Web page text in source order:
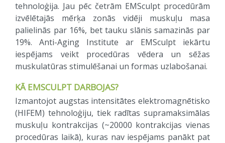
tehnoloģija. Jau pēc četrām EMSculpt procedūrām
izvēlētajās mērķa zonās vidēji muskuļu masa
palielinās par 16%, bet tauku slānis samazinās par
19%. Anti-Aging Institute ar EMSculpt iekārtu
iespējams veikt procedūras vēdera un sēžas
muskulatūras stimulēšanai un formas uzlabošanai.
KĀ EMSCULPT DARBOJAS?
Izmantojot augstas intensitātes elektromagnētisko
(HIFEM) tehnoloģiju, tiek radītas supramaksimālas
muskuļu kontrakcijas (~20000 kontrakcijas vienas
procedūras laikā), kuras nav iespējams panākt pat